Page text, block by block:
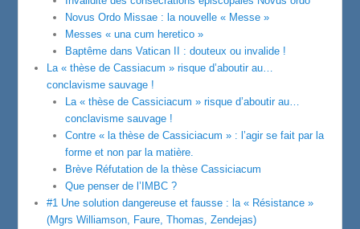
Novus Ordo Missae : la nouvelle « Messe »
Messes « una cum heretico »
Baptême dans Vatican II : douteux ou invalide !
La « thèse de Cassiacum » risque d’aboutir au…
conclavisme sauvage !
La « thèse de Cassiciacum » risque d’aboutir au…
conclavisme sauvage !
Contre « la thèse de Cassiciacum » : l’agir se fait par la
forme et non par la matière.
Brève Réfutation de la thèse Cassiciacum
Que penser de l’IMBC ?
#1 Une solution dangereuse et fausse : la « Résistance »
(Mgrs Williamson, Faure, Thomas, Zendejas)